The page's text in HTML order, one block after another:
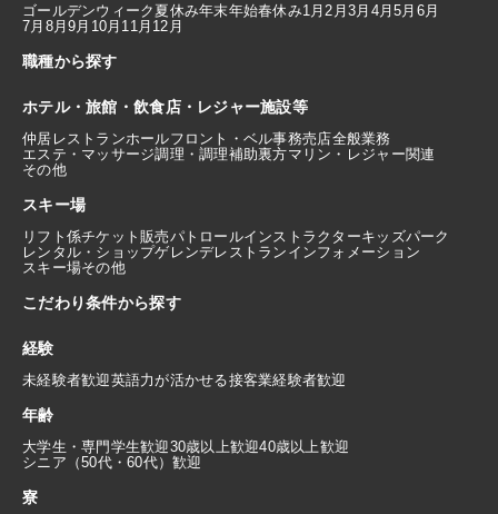
ゴールデンウィーク 夏休み年末年始春休み1月 2月3月 4月5月 6月
7月 8月9月 10月 11月 12月
職種から探す
ホテル・旅館・飲食店・レジャー施設等
仲居 レストランホールフロント・ベル事務売店全般業務
エステ・マッサージ調理・調理補助裏方マリン・レジャー関連
その他
スキー場
リフト係チケット販売パトロールインストラクターキッズパーク
レンタル・ショップゲレンデレストラン インフォメーション
スキー場その他
こだわり条件から探す
経験
未経験者歓迎英語力が活かせる接客業経験者歓迎
年齢
大学生・専門学生歓迎30歳以上歓迎40歳以上歓迎
シニア（50代・60代）歓迎
寮